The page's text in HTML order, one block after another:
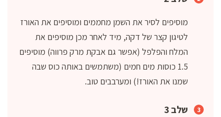
מוסיפים לסיר את השמן מחממים ומוסיפים את האורז
לטיגון קצר של דקה, מיד לאחר מכן מוסיפים את
המלח והפלפל (אפשר גם אבקת מרק פרווה) מוסיפים
1.5 כוסות מים חמים (משתמשים באותה כוס שבה
שמנו את האורז!) ומערבבים טוב.
שלב 3